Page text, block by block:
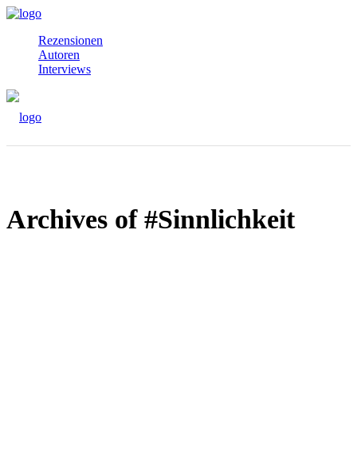
Rezensionen
Autoren
Interviews
Archives of #Sinnlichkeit